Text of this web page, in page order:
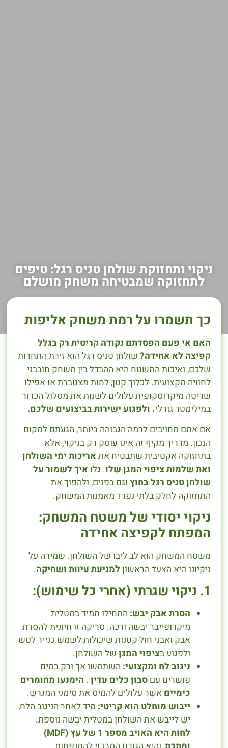
ניקוי ותחזוקת שולחן טניס רגל: טיפים
לתחזוקה שמבטיחה משחק מושלם
כך תשמרו על רמת משחק אליפות
האם אי פעם הפסדתם נקודה קריטית רק בגלל
קפיצה לא אחידה? שולחן טניס רגל הוא זירת התחרות
שלכם, ואיכות המשטח היא ההבדל בין משחק חובבני
לחוויה מקצועית. לכלוך קטן, לחות מצטברת או אפילו
שריטה מיקרוסקופית עלולים לשנות את מסלול הכדור
במילימטר גורלי، ולפגוע ישירות בביצועים שלכם.
אם אתם מחויבים לרמה הגבוהה ביותר, הגעתם למקום
הנכון. מדריך מקיף זה אינו עוסק רק בניקוי, אלא
בתחזוקה אקטיבית שתבטיח את אריכות ימי השולחן
ואת שלמות ציפוי המגן שלו. גלו איך לשמור על
שולחן טניס רגל בחוץ וגם בפנים, ולהפוך את
התחזוקה לחלק בלתי נפרד מאמנות המשחק.
ניקוי יסודי של משטח המשחק:
המפתח לקפיצה אחידה
משטח המשחק הוא לב ליבו של השולחן. שמירה על
ניקיונו היא הצעד הראשון למניעת עיוות ושחיקה.
1. ניקוי שגרתי (אחרי כל שימוש):
הסרת אבק יבש: התחילו תמיד במטלית
מיקרופייבר יבשה ורכה. סריקה זו חיונית להסרת
אבק ואבני חול קטנות שיכולות לשמש כנייר לטש
ולפגוע בציפוי המגן של השולחן.
ניגוב לח ומקצועי: השתמשו אך ורק במים
פושרים עםסבון כלים עדין . הימנעו מחומרים
כימיים אשר עלולים להמיס את סימני המגרש.
ייבוש מוחלט הוא קריטי: מיד לאחר הניגוב הלח,
יש לייבש את השולחן במטלית יבשה נוספת.
לחות היא האויב מספר 1 של עץ (MDF)